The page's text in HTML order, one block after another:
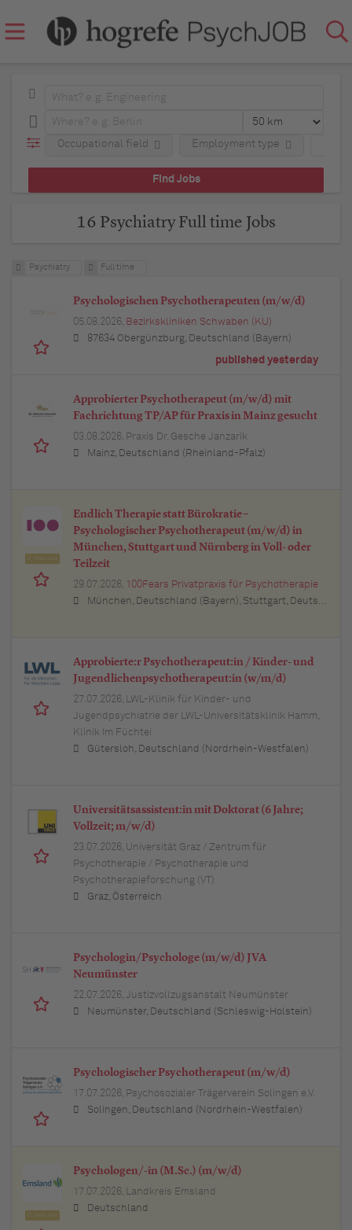
Occupational field Employment type
16 Psychiatry Full time Jobs
Psychiatry Full time
Psychologischen Psychotherapeuten (m/w/d)
05.08.2026, Bezirkskliniken Schwaben (KU)
87634 Obergünzburg, Deutschland (Bayern)
published yesterday
Approbierter Psychotherapeut (m/w/d) mit
Fachrichtung TP/AP für Praxis in Mainz gesucht
03.08.2026, Praxis Dr. Gesche Janzarik
Mainz, Deutschland (Rheinland-Pfalz)
Endlich Therapie statt Bürokratie –
Psychologischer Psychotherapeut (m/w/d) in
München, Stuttgart und Nürnberg in Voll- oder
Teilzeit
29.07.2026, 100Fears Privatpraxis für Psychotherapie
München, Deutschland (Bayern), Stuttgart, Deutschland (Baden-Württemberg), Nürnberg, Deutschland (Bayern), Esslingen am Neckar, Deutschland (Baden-Württemberg), Ludwigsburg, Deutschland (Baden-Württemberg), Sindelfingen, Deutschland (Baden-Württemberg), Böblingen, Deutschland (Baden-Württemberg), Waiblingen, Deutschland (Baden-Württemberg), Heilbronn, Deutschland (Baden-Württemberg), Reutlingen, Deutschland (Baden-Württemberg), Tübingen, Deutschland (Baden-Württemberg), Aalen, Deutschland (Baden-Württemberg), Schwäbisch Gmünd, Deutschland (Baden-Württemberg), Karlsruhe, Deutschland (Baden-Württemberg), Mannheim, Deutschland (Baden-Württemberg), Ulm, Deutschland (Baden-Württemberg), Pforzheim, Deutschland (Baden-Württemberg), Offenburg, Deutschland (Baden-Württemberg), Göppingen, Deutschland (Baden-Württemberg), Baden-Baden, Deutschland (Baden-Württemberg), Heidenheim an der Brenz, Deutschland (Baden-Württemberg), Ingolstadt, Deutschland (Bayern), Erlangen, Deutschland (Bayern), Regensburg, Deutschland (Bayern), Bamberg, Deutschland (Bayern), Bayreuth, Deutschland (Bayern)
Approbierte:r Psychotherapeut:in / Kinder- und
Jugendlichenpsychotherapeut:in (w/m/d)
27.07.2026, LWL-Klinik für Kinder- und
Jugendpsychiatrie der LWL-Universitätsklinik Hamm,
Klinik Im Füchtei
Gütersloh, Deutschland (Nordrhein-Westfalen)
Universitätsassistent:in mit Doktorat (6 Jahre;
Vollzeit; m/w/d)
23.07.2026, Universität Graz / Zentrum für
Psychotherapie / Psychotherapie und
Psychotherapieforschung (VT)
Graz, Österreich
Psychologin/Psychologe (m/w/d) JVA
Neumünster
22.07.2026, Justizvollzugsanstalt Neumünster
Neumünster, Deutschland (Schleswig-Holstein)
Psychologischer Psychotherapeut (m/w/d)
17.07.2026, Psychosozialer Trägerverein Solingen e.V.
Solingen, Deutschland (Nordrhein-Westfalen)
Psychologen/-in (M.Sc.) (m/w/d)
17.07.2026, Landkreis Emsland
Deutschland